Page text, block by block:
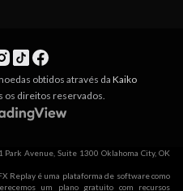
obtidos através daKaiko
os direitos reservados.
Park Avenue, Suite 1300 Oklahoma City, OK
Replay é uma plataforma de software como
um plano gratuito com recursos